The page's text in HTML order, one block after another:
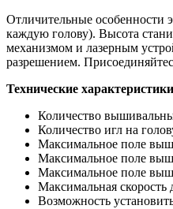
Отличительные особенности
каждую голову). Высота
механизмом и лазерным
разрешением.
Технические
Количество
Количество игл на
Максимальное поле
Максимальное поле
Максимальное поле
Максимальная скорость
Возможность